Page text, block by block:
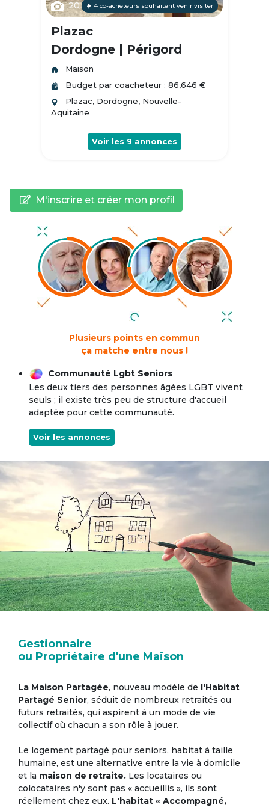
20 4 co-acheteurs souhaitent venir visiter
Plazac
Dordogne | Périgord
Maison
Budget par coacheteur : 86,646 €
Plazac, Dordogne, Nouvelle-
Aquitaine
Voir les 9 annonces
M'inscrire et créer mon profil
Plusieurs points en commun
ça matche entre nous !
Communauté Lgbt Seniors
Les deux tiers des personnes âgées LGBT vivent
seuls ; il existe très peu de structure d'accueil
adaptée pour cette communauté.
Voir les annonces
Gestionnaire
ou Propriétaire d'une Maison
La Maison Partagée, nouveau modèle de l'Habitat
Partagé Senior, séduit de nombreux retraités ou
futurs retraités, qui aspirent à un mode de vie
collectif où chacun a son rôle à jouer.
Le logement partagé pour seniors, habitat à taille
humaine, est une alternative entre la vie à domicile
et la maison de retraite. Les locataires ou
colocataires n'y sont pas « accueillis », ils sont
réellement chez eux. L'habitat « Accompagné,